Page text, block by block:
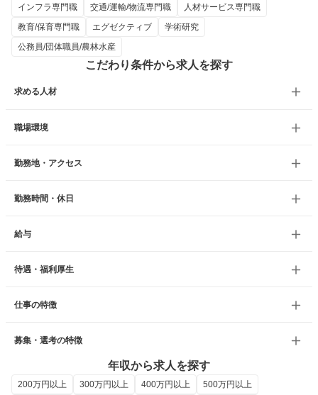
インフラ専門職
交通/運輸/物流専門職
人材サービス専門職
教育/保育専門職
エグゼクティブ
学術研究
公務員/団体職員/農林水産
こだわり条件から求人を探す
求める人材
職場環境
勤務地・アクセス
勤務時間・休日
給与
待遇・福利厚生
仕事の特徴
募集・選考の特徴
年収から求人を探す
200万円以上 300万円以上 400万円以上 500万円以上